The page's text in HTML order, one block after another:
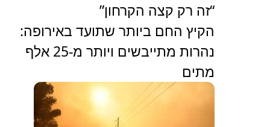
“זה רק קצה הקרחון”
הקיץ החם ביותר שתועד באירופה:
נהרות מתייבשים ויותר מ-25 אלף
מתים